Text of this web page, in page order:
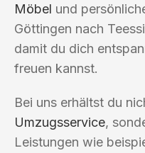
Möbel und
Göttingen nach
damit du dich
freuen kannst.
Bei uns erhältst du
Umzugsservice,
Leistungen wie